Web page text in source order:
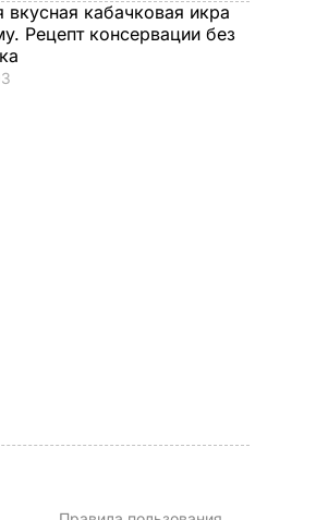
вкусная кабачковая икра
Рецепт консервации без